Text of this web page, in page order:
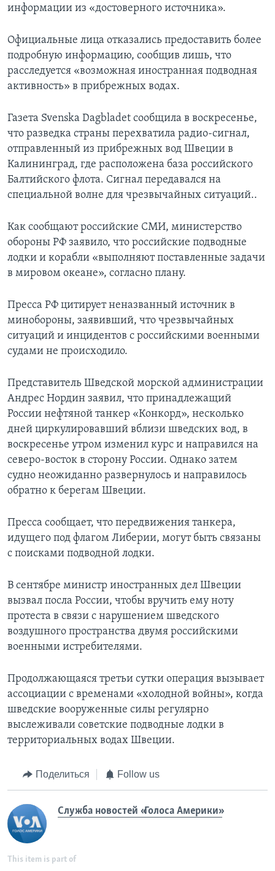
информации из «достоверного источника».
Официальные лица отказались предоставить более
подробную информацию, сообщив лишь, что
расследуется «возможная иностранная подводная
активность» в прибрежных водах.
Газета Svenska Dagbladet сообщила в воскресенье,
что разведка страны перехватила радио-сигнал,
отправленный из прибрежных вод Швеции в
Калининград, где расположена база российского
Балтийского флота. Сигнал передавался на
специальной волне для чрезвычайных ситуаций..
Как сообщают российские СМИ, министерство
обороны РФ заявило, что российские подводные
лодки и корабли «выполняют поставленные задачи
в мировом океане», согласно плану.
Пресса РФ цитирует неназванный источник в
минобороны, заявивший, что чрезвычайных
ситуаций и инцидентов с российскими военными
судами не происходило.
Представитель Шведской морской администрации
Андрес Нордин заявил, что принадлежащий
России нефтяной танкер «Конкорд», несколько
дней циркулировавший вблизи шведских вод, в
воскресенье утром изменил курс и направился на
северо-восток в сторону России. Однако затем
судно неожиданно развернулось и направилось
обратно к берегам Швеции.
Пресса сообщает, что передвижения танкера,
идущего под флагом Либерии, могут быть связаны
с поисками подводной лодки.
В сентябре министр иностранных дел Швеции
вызвал посла России, чтобы вручить ему ноту
протеста в связи с нарушением шведского
воздушного пространства двумя российскими
военными истребителями.
Продолжающаяся третьи сутки операция вызывает
ассоциации с временами «холодной войны», когда
шведские вооруженные силы регулярно
выслеживали советские подводные лодки в
территориальных водах Швеции.
Поделиться Follow us
Служба новостей «Голоса Америки»
This item is part of